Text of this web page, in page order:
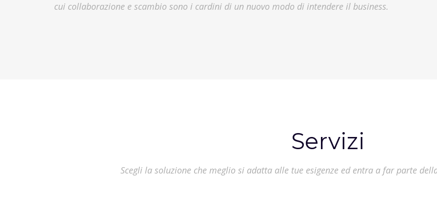
cui collaborazione e scambio sono i cardini di un nuovo modo di intendere il business.
Servizi
Scegli la soluzione che meglio si adatta alle tue esigenze ed entra a far parte